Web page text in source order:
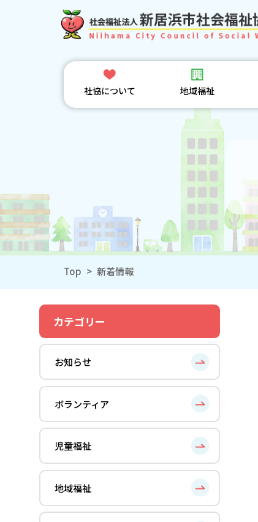
社協について 地域福祉
Top > 新着情報
カテゴリー
お知らせ
ボランティア
児童福祉
地域福祉